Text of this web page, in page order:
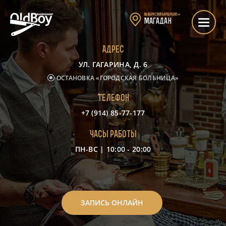
Выбери свой барбершоп:▼
Магадан
Адрес
УЛ. ГАГАРИНА, Д. 6
ОСТАНОВКА «ГОРОДСКАЯ БОЛЬНИЦА»
Телефон
+7 (914) 85-77-177
Часы работы
ПН-ВС | 10:00 - 20:00
-
ЗАПИСЬ ОНЛАЙН